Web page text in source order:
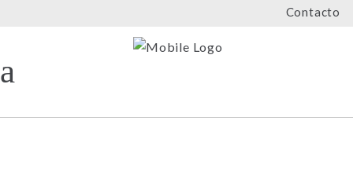
Contacto